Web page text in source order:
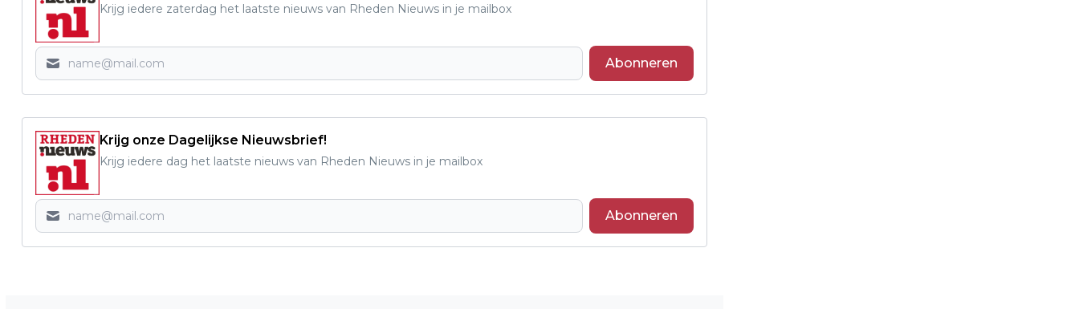
Krijg iedere zaterdag het laatste nieuws van Rheden Nieuws in je mailbox
Abonneren
Krijg onze Dagelijkse Nieuwsbrief!
Krijg iedere dag het laatste nieuws van Rheden Nieuws in je mailbox
Abonneren